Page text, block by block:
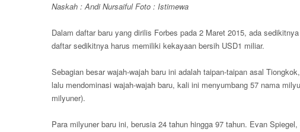
Naskah : Andi Nursaiful Foto : Istimewa
Dalam daftar baru yang dirilis Forbes pada 2 Maret 2015, ada
daftar sedikitnya harus memiliki kekayaan bersih USD1 miliar.
Sebagian besar wajah-wajah baru ini adalah taipan-taipan asal
lalu mendominasi wajah-wajah baru, kali ini menyumbang 57 nama
milyuner).
Para milyuner baru ini, berusia 24 tahun hingga 97 tahun. Evan